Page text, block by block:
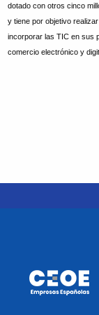
dotado con otros cinco
y tiene por objetivo
incorporar las TIC en sus
comercio electrónico y